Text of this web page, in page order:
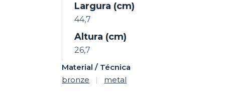
Largura (cm)
44,7
Altura (cm)
26,7
Material / Técnica
bronze
| metal